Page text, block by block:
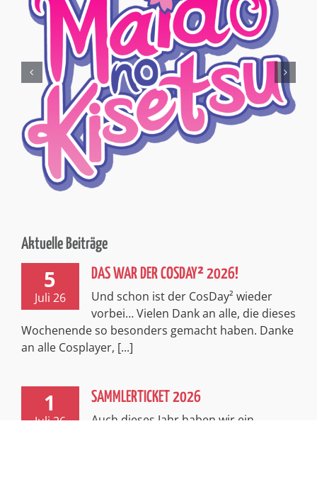
Aktuelle Beiträge
5
Juli 26
DAS WAR DER COSDAY² 2026!
Und schon ist der CosDay² wieder
vorbei… Vielen Dank an alle, die dieses
Wochenende so besonders gemacht haben. Danke
an alle Cosplayer, [...]
1
Juli 26
SAMMLERTICKET 2026
Auch dieses Jahr haben wir ein